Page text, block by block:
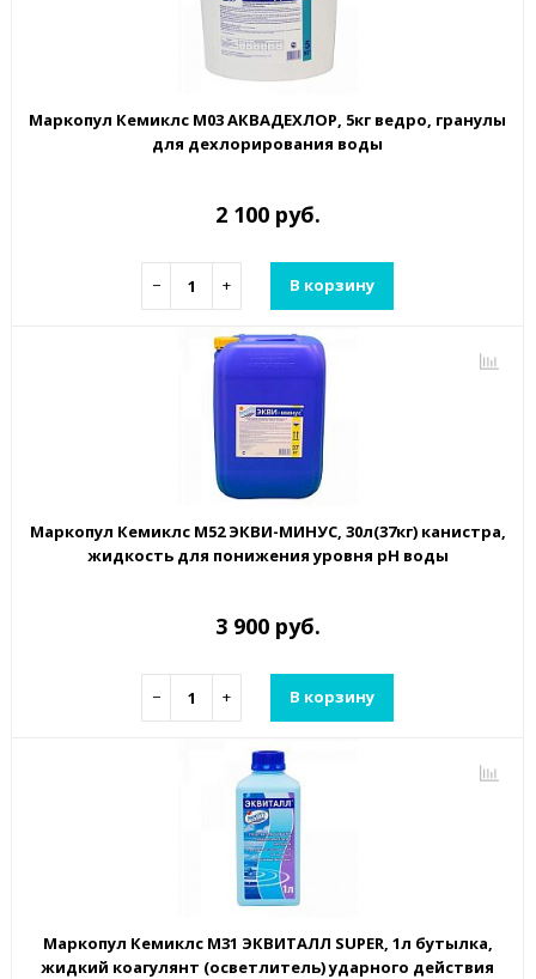
Маркопул Кемиклс М03 АКВАДЕХЛОР, 5кг ведро, гранулы
для дехлорирования воды
2 100 руб.
− + В корзину
Маркопул Кемиклс М52 ЭКВИ-МИНУС, 30л(37кг) канистра,
жидкость для понижения уровня рН воды
3 900 руб.
− + В корзину
Маркопул Кемиклс М31 ЭКВИТАЛЛ SUPER, 1л бутылка,
жидкий коагулянт (осветлитель) ударного действия